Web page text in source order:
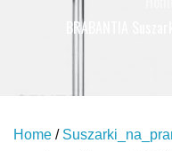
BRABANTIA
Home /